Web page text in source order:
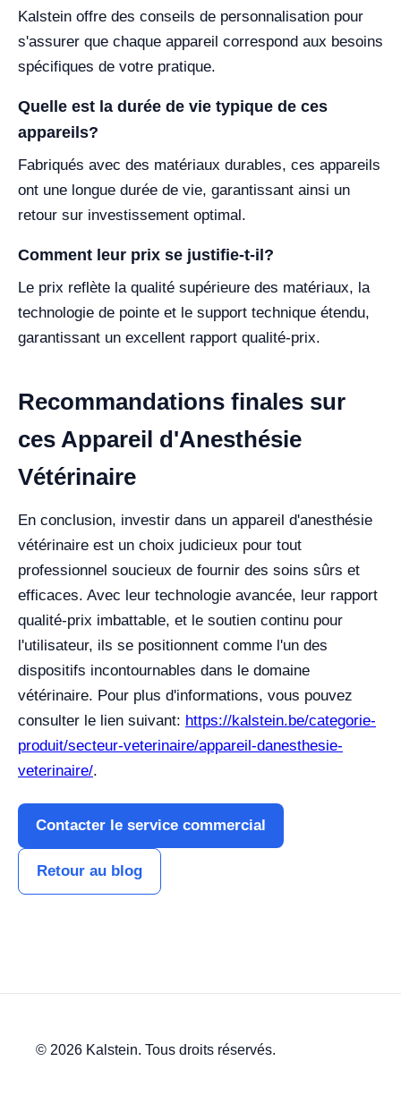
Kalstein offre des conseils de personnalisation pour
s'assurer que chaque appareil correspond aux besoins
spécifiques de votre pratique.
Quelle est la durée de vie typique de ces
appareils?
Fabriqués avec des matériaux durables, ces appareils
ont une longue durée de vie, garantissant ainsi un
retour sur investissement optimal.
Comment leur prix se justifie-t-il?
Le prix reflète la qualité supérieure des matériaux, la
technologie de pointe et le support technique étendu,
garantissant un excellent rapport qualité-prix.
Recommandations finales sur
ces Appareil d'Anesthésie
Vétérinaire
En conclusion, investir dans un appareil d'anesthésie
vétérinaire est un choix judicieux pour tout
professionnel soucieux de fournir des soins sûrs et
efficaces. Avec leur technologie avancée, leur rapport
qualité-prix imbattable, et le soutien continu pour
l'utilisateur, ils se positionnent comme l'un des
dispositifs incontournables dans le domaine
vétérinaire. Pour plus d'informations, vous pouvez
consulter le lien suivant: https://kalstein.be/categorie-
produit/secteur-veterinaire/appareil-danesthesie-
veterinaire/.
Contacter le service commercial
Retour au blog
© 2026 Kalstein. Tous droits réservés.